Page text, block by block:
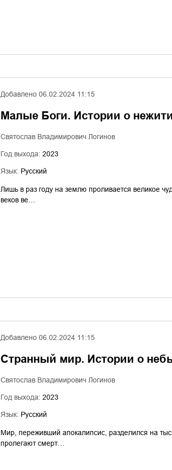
Добавлено 06.02.2024 11:15
Малые Боги. Истории о нежити
Святослав Владимирович Логинов
Год выхода: 2023
Язык: Русский
Лишь в раз году на землю проливается великое
веков ве…
Добавлено 06.02.2024 11:15
Странный мир. Истории о
Святослав Владимирович Логинов
Год выхода: 2023
Язык: Русский
Мир, переживший апокалипсис, разделился на
пролегают смерт…